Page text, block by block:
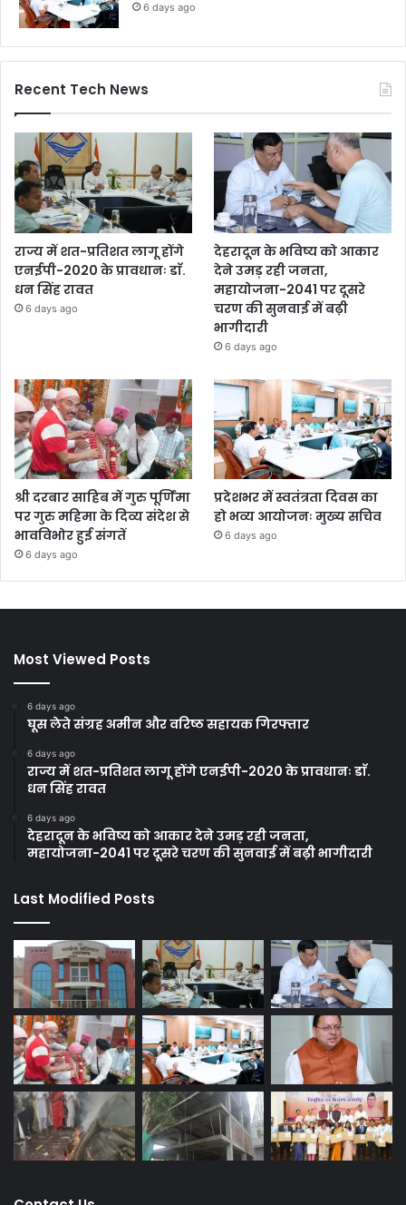
6 days ago
Recent Tech News
राज्य में शत-प्रतिशत लागू होंगे
एनईपी-2020 के प्रावधानः डाॅ.
धन सिंह रावत
6 days ago
देहरादून के भविष्य को आकार
देने उमड़ रही जनता,
महायोजना-2041 पर दूसरे
चरण की सुनवाई में बढ़ी
भागीदारी
6 days ago
श्री दरबार साहिब में गुरु पूर्णिमा
पर गुरु महिमा के दिव्य संदेश से
भावविभोर हुई संगतें
6 days ago
प्रदेशभर में स्वतंत्रता दिवस का
हो भव्य आयोजनः मुख्य सचिव
6 days ago
Most Viewed Posts
6 days ago
घूस लेते संग्रह अमीन और वरिष्ठ सहायक गिरफ्तार
6 days ago
राज्य में शत-प्रतिशत लागू होंगे एनईपी-2020 के प्रावधानः डाॅ.
धन सिंह रावत
6 days ago
देहरादून के भविष्य को आकार देने उमड़ रही जनता,
महायोजना-2041 पर दूसरे चरण की सुनवाई में बढ़ी भागीदारी
Last Modified Posts